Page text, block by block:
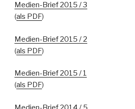
Medien-Brief 2015 / 3
(als PDF)
Medien-Brief 2015 / 2
(als PDF)
Medien-Brief 2015 / 1
(als PDF)